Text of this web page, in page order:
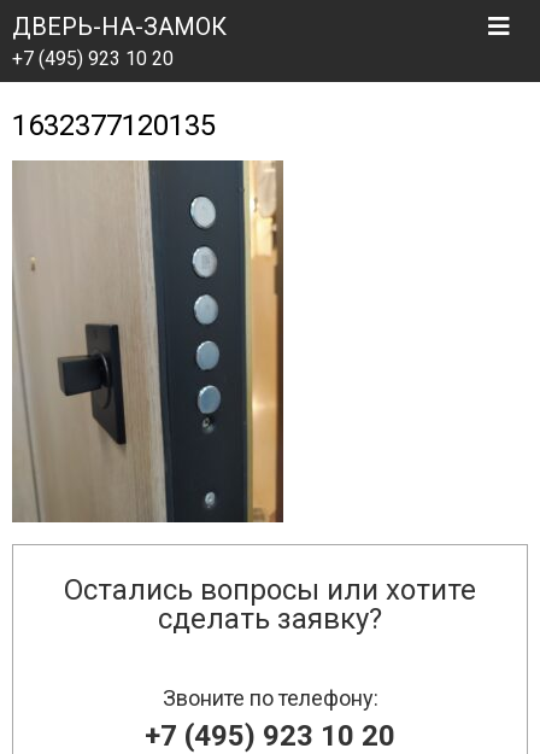
ДВЕРЬ-НА-ЗАМОК
+7 (495) 923 10 20
1632377120135
Остались вопросы или хотите
сделать заявку?
Звоните по телефону:
+7 (495) 923 10 20